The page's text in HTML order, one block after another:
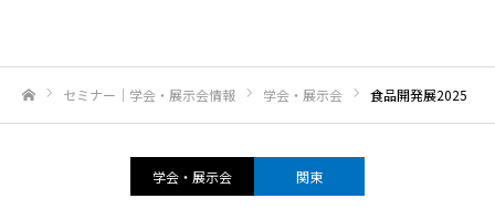
セミナー｜学会・展示会情報 学会・展示会 食品開発展2025
学会・展示会 関東